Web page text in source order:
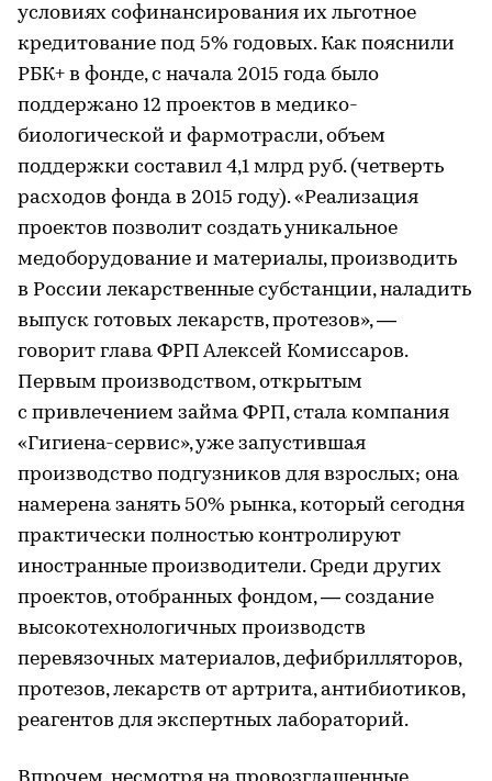
условиях софинансирования их льготное
кредитование под 5% годовых. Как пояснили
РБК+ в фонде, с начала 2015 года было
поддержано 12 проектов в медико-
биологической и фармотрасли, объем
поддержки составил 4,1 млрд руб. (четверть
расходов фонда в 2015 году). «Реализация
проектов позволит создать уникальное
медоборудование и материалы, производить
в России лекарственные субстанции, наладить
выпуск готовых лекарств, протезов», —
говорит глава ФРП Алексей Комиссаров.
Первым производством, открытым
с привлечением займа ФРП, стала компания
«Гигиена-сервис», уже запустившая
производство подгузников для взрослых; она
намерена занять 50% рынка, который сегодня
практически полностью контролируют
иностранные производители. Среди других
проектов, отобранных фондом, — создание
высокотехнологичных производств
перевязочных материалов, дефибрилляторов,
протезов, лекарств от артрита, антибиотиков,
реагентов для экспертных лабораторий.